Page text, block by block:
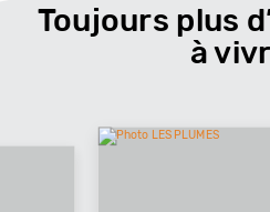
Toujours plus
à